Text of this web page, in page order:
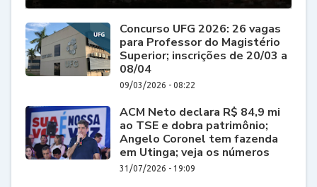
Concurso UFG 2026: 26 vagas
para Professor do Magistério
Superior; inscrições de 20/03 a
08/04
09/03/2026 - 08:22
ACM Neto declara R$ 84,9 mi
ao TSE e dobra patrimônio;
Angelo Coronel tem fazenda
em Utinga; veja os números
31/07/2026 - 19:09